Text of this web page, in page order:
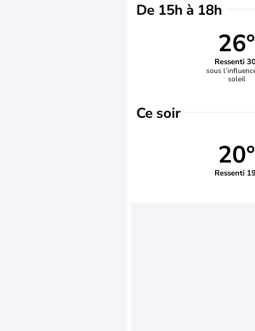
De 15h à 18h
26°
Ressenti
sous
soleil
Ce soir
20°
Ressenti